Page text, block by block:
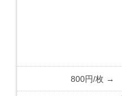
800円/枚 →